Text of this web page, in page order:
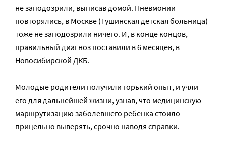
не заподозрили, выписав домой. Пневмонии
повторялись, в Москве (Тушинская детская больница)
тоже не заподозрили ничего. И, в конце концов,
правильный диагноз поставили в 6 месяцев, в
Новосибирской ДКБ.
Молодые родители получили горький опыт, и учли
его для дальнейшей жизни, узнав, что медицинскую
маршрутизацию заболевшего ребенка стоило
прицельно выверять, срочно наводя справки.